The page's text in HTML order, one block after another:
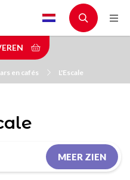
en cafés L'Escale
MEER ZIEN